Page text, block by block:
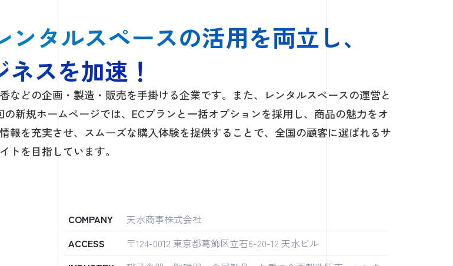
タルスペースの活用を両立し、
ネスを加速！
どの企画・製造・販売を手掛ける企業です。また、レンタルスペースの運営と
新規ホームページでは、ECプランと一括オプションを採用し、商品の魅力をオ
報を充実させ、スムーズな購入体験を提供することで、全国の顧客に選ばれるサ
イトを目指しています。
COMPANY
天水商事株式会社
ACCESS
〒124-0012 東京都葛飾区立石6-20-12 天水ビル